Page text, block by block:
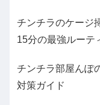
チンチラのケージ
15分の最強ルーテ
チンチラ部屋んぽ
対策ガイド